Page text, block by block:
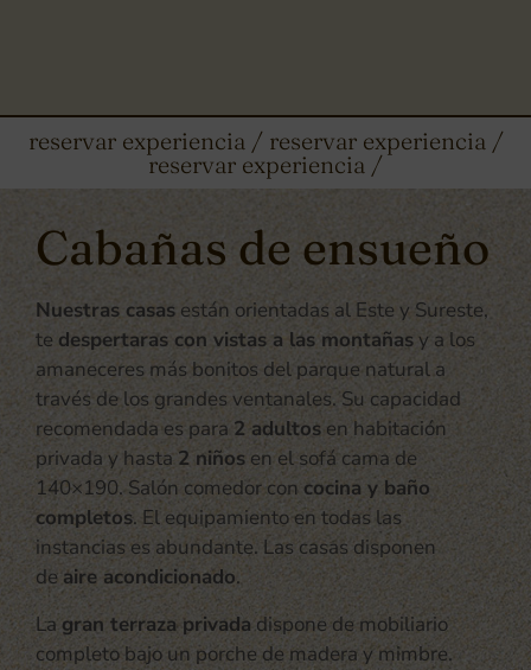
reservar experiencia / reservar experiencia /
reservar experiencia /
Cabañas de ensueño
Nuestras casas están orientadas al Este y Sureste,
te despertaras con vistas a las montañas y a los
amaneceres más bonitos del parque natural a
través de los grandes ventanales. Su capacidad
recomendada es para 2 adultos en habitación
privada y hasta 2 niños en el sofá cama de
140×190. Salón comedor con cocina y baño
completos. El equipamiento en todas las
instancias es abundante. Las casas disponen
de aire acondicionado.
La gran terraza privadadispone de mobiliario
completo bajo un porche de madera y mimbre.